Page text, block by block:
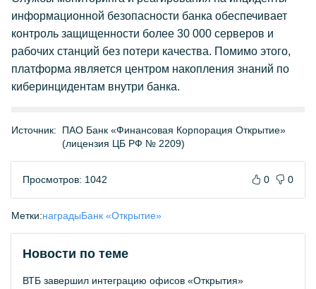
информационной безопасности банка обеспечивает
контроль защищенности более 30 000 серверов и
рабочих станций без потери качества. Помимо этого,
платформа является центром накопления знаний по
киберинцидентам внутри банка.
Источник:
ПАО Банк «Финансовая Корпорация Открытие»
(лицензия ЦБ РФ № 2209)
Просмотров: 1042 0 0
Метки:наградыБанк «Открытие»
Новости по теме
ВТБ завершил интеграцию офисов «Открытия»